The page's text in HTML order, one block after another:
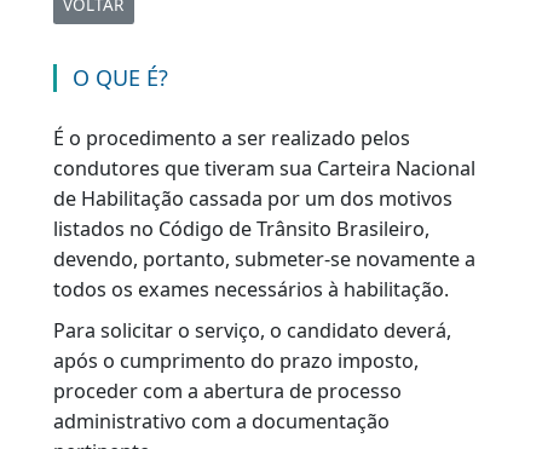
Reabilitação
VOLTAR |
O QUE É?
É o procedimento a ser realizado pelos
condutores que tiveram sua Carteira Nacional
de Habilitação cassada por um dos motivos
listados no Código de Trânsito Brasileiro,
devendo, portanto, submeter-se novamente a